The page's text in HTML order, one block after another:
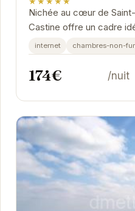
Nichée au cœur de
Castine offre un cadre
famille ou entre amis.
internet chambres-non-
174€ /nuit